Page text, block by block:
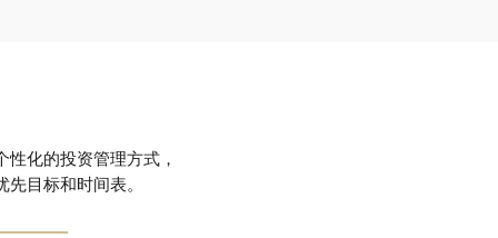
化的投资管理方式，
目标和时间表。